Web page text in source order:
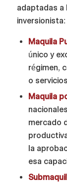
adaptadas a
inversionista:
Maquila
único y
régimen,
o
Maquila
mercado
la
esa